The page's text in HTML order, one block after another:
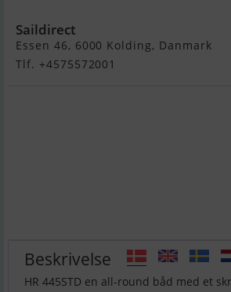
Saildirect
Essen 46, 6000 Kolding, Danmark
Tlf. +4575572001
Beskrivelse
HR 445STD en all-round båd med et